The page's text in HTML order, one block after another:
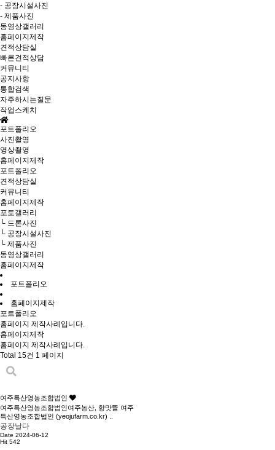
- 공장시설사진
- 제품사진
동영상갤러리
홈페이지제작
견적상담실
빠른견적상담
커뮤니티
공지사항
통합검색
자주하시는질문
작업스케치
포트폴리오
사진촬영
영상촬영
홈페이지제작
포트폴리오
견적상담실
커뮤니티
홈페이지제작
포토갤러리
└ 드론사진
└ 공장시설사진
└ 제품사진
동영상갤러리
홈페이지제작
포트폴리오
홈페이지제작
포트폴리오
홈페이지 제작사례입니다.
홈페이지제작
홈페이지 제작사례입니다.
Total 15건 1 페이지
여주특산영농조합법인
여주특산영농조합법인여주농산, 향맛뜰 여주
특산영농조합법인 (yeojufarm.co.kr) ..
공장날다
Date 2024-06-12
Hit 542